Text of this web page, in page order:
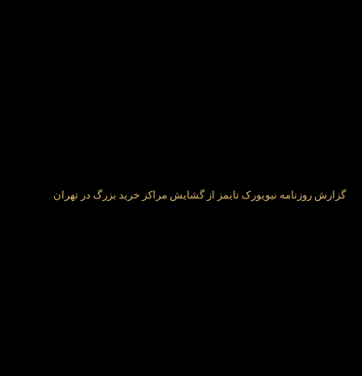
گزارش روزنامه نیویورک تایمز از گشایش مراکز خرید بزرگ در تهران